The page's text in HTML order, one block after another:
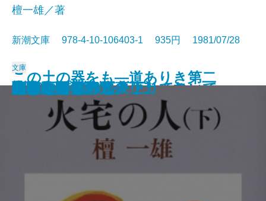
散歩のとき何か食べたくなって
沈黙
彦左衛門外記
エディプスの恋人
聖少女
ブンナよ、木からおりてこい
あんちゃん
この土の器をも―道ありき第二
部 結婚編―
お気に召すまま
火宅の人〔上〕
檀一雄／著
新潮文庫 978-4-10-106403-1 935円 1981/07/28
文庫
火宅の人〔下〕
だれかさんの悪夢
心に太陽を持て
悲しみの歌
扇野
若き数学者のアメリカ
ケインとアベル〔上〕
ケインとアベル〔下〕
海の史劇
橋のない川 五